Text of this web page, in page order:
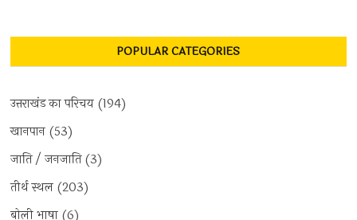
POPULAR CATEGORIES
उत्तराखंड का परिचय (194)
खानपान (53)
जाति / जनजाति(3)
तीर्थ स्थल (203)
बोली भाषा (6)